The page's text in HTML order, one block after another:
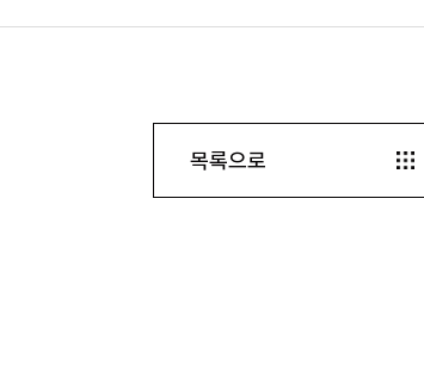
목록으로